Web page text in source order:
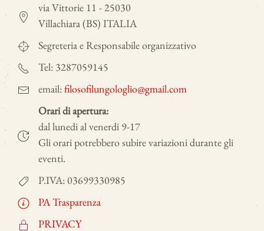
via Vittorie 11 - 25030
Villachiara (BS) ITALIA
Segreteria e Responsabile organizzativo
Tel: 3287059145
email:filosofilungologlio@gmail.com
Orari di apertura:
dal lunedi al venerdi 9-17
Gli orari potrebbero subire variazioni durante gli
eventi.
P.IVA: 03699330985
PA Trasparenza
PRIVACY